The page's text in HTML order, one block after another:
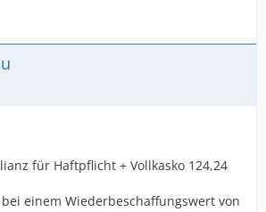
für Haftpflicht + Vollkasko 124,24
einem Wiederbeschaffungswert von